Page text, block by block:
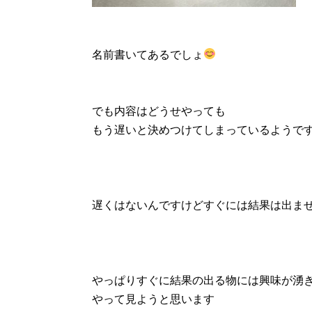
名前書いてあるでしょ
でも内容はどうせやっても
もう遅いと決めつけてしまっているようで
遅くはないんですけどすぐには結果は出ま
やっぱりすぐに結果の出る物には興味が湧
やって見ようと思います